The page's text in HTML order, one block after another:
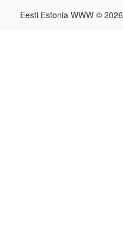
Eesti Estonia WWW © 2026